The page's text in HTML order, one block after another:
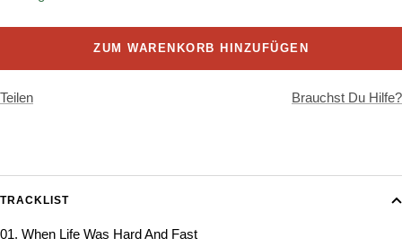
ZUM WARENKORB HINZUFÜGEN
Teilen Brauchst Du Hilfe?
TRACKLIST
01. When Life Was Hard And Fast